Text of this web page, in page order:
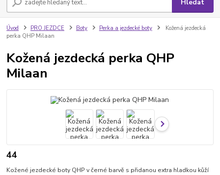
Hledat
Úvod PRO JEZDCE Boty Perka a jezdecké boty
Kožená jezdecká
perka QHP Milaan
Kožená jezdecká perka QHP
Milaan
44
Kožené jezdecké boty QHP v černé barvě s přidanou extra hladkou kůží